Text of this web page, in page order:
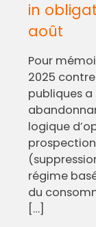
in
août
Pour
2025
publiques
logique
régime
du
[…]